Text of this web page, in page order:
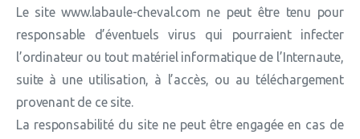
Le site www.labaule-cheval.com ne peut être tenu pour
responsable d’éventuels virus qui pourraient infecter
l’ordinateur ou tout matériel informatique de l’Internaute,
suite à une utilisation, à l’accès, ou au téléchargement
provenant de ce site.
La responsabilité du site ne peut être engagée en cas de